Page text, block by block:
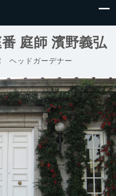
庭師 濱野義弘
ヘッドガーデナー